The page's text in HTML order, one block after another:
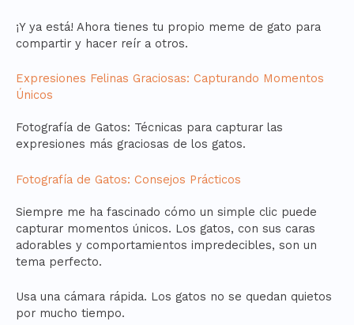
¡Y ya está! Ahora tienes tu propio meme de gato para
compartir y hacer reír a otros.
Expresiones Felinas Graciosas: Capturando Momentos
Únicos
Fotografía de Gatos: Técnicas para capturar las
expresiones más graciosas de los gatos.
Fotografía de Gatos: Consejos Prácticos
Siempre me ha fascinado cómo un simple clic puede
capturar momentos únicos. Los gatos, con sus caras
adorables y comportamientos impredecibles, son un
tema perfecto.
Usa una cámara rápida. Los gatos no se quedan quietos
por mucho tiempo.